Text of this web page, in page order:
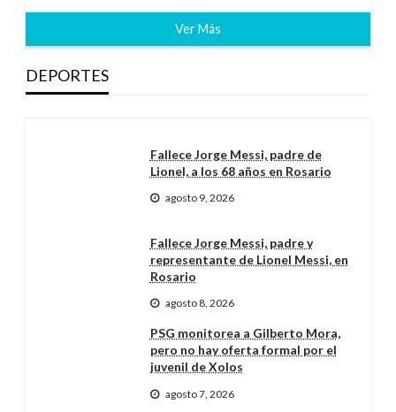
Ver Más
DEPORTES
Fallece Jorge Messi, padre de
Lionel, a los 68 años en Rosario
agosto 9, 2026
Fallece Jorge Messi, padre y
representante de Lionel Messi, en
Rosario
agosto 8, 2026
PSG monitorea a Gilberto Mora,
pero no hay oferta formal por el
juvenil de Xolos
agosto 7, 2026